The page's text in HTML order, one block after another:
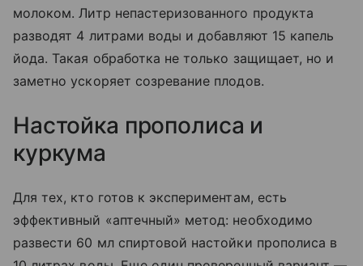
молоком. Литр непастеризованного продукта
разводят 4 литрами воды и добавляют 15 капель
йода. Такая обработка не только защищает, но и
заметно ускоряет созревание плодов.
Настойка прополиса и
куркума
Для тех, кто готов к экспериментам, есть
эффективный «аптечный» метод: необходимо
развести 60 мл спиртовой настойки прополиса в